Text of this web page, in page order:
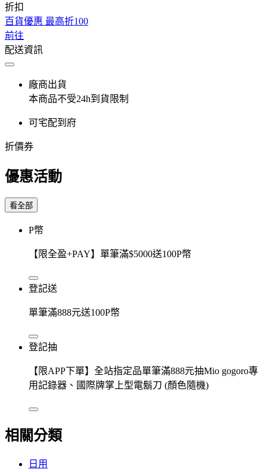
折扣
百貨優惠 最高折100
前往
配送資訊
廠商出貨
本商品不受24h到貨限制
可宅配到府
折價券
優惠活動
看全部
P幣
【限全盈+PAY】單筆滿$5000送100P幣
登記送
單筆滿888元送100P幣
登記抽
【限APP下單】全站指定品單筆滿888元抽Mio gogoro專
用記錄器、國際牌掌上型電鬍刀 (顏色隨機)
相關分類
日用